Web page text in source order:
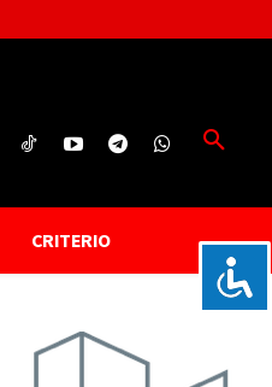
CRITERIO